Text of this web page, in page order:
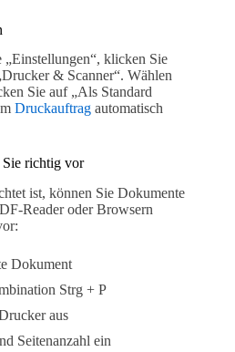
klicken Sie
& Scanner“. Wählen
Sie auf „Als Standard
Druckauftrag automatisch
Sie richtig vor
ist, können Sie Dokumente
Reader oder Browsern
Dokument
Strg + P
aus
Seitenanzahl ein